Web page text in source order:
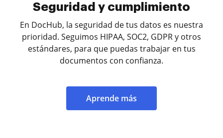
Seguridad y cumplimiento
En DocHub, la seguridad de tus datos es nuestra
prioridad. Seguimos HIPAA, SOC2, GDPR y otros
estándares, para que puedas trabajar en tus
documentos con confianza.
Aprende más